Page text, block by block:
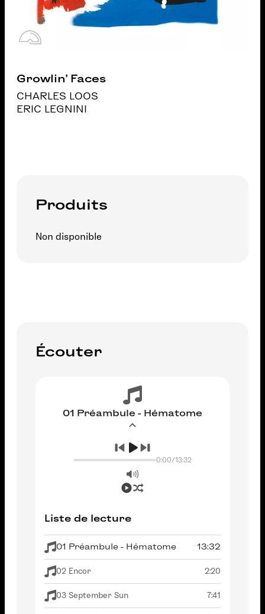
Growlin' Faces
CHARLES LOOS
ERIC LEGNINI
Produits
Non disponible
Écouter
01 Préambule - Hématome
0:00/13:32
Liste de lecture
01 Préambule - Hématome 13:32
02 Encor 2:20
03 September Sun 7:41